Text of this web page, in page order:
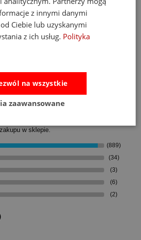
do koszyka
Opinie, z których została wyliczona
zakupu w sklepie.
(889)
(34)
(3)
(6)
(2)
z innymi danymi
Ciebie lub uzyskanymi
z ich usług. Polityka
na wszystkie
zaawansowane